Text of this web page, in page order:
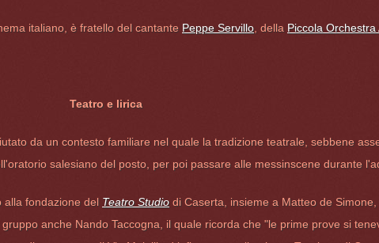
italiano, è fratello del cantante Peppe Servillo , della Piccola Orchestra
Teatro e lirica
da un contesto familiare nel quale la tradizione teatrale, sebbene
salesiano del posto, per poi passare alle messinscene durante
alla fondazione del Teatro Studio di Caserta, insieme a Matteo de Simone,
anche Nando Taccogna, il quale ricorda che "le prime prove si